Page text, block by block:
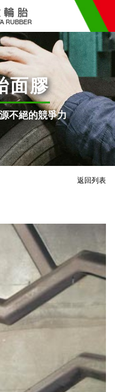
面膠
不絕的競爭力
返回列表